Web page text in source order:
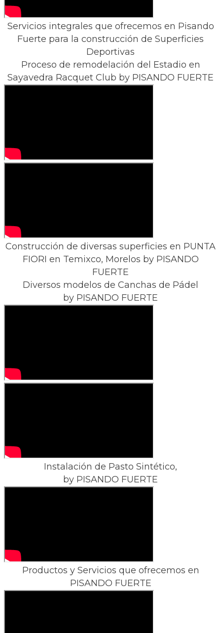
Servicios integrales que ofrecemos en Pisando
Fuerte para la construcción de Superficies
Deportivas
Proceso de remodelación del Estadio en
Sayavedra Racquet Club ​by PISANDO FUERTE
Construcción de diversas superficies en PUNTA
FIORI en Temixco, Morelos ​by PISANDO
FUERTE
Diversos modelos de Canchas de Pádel
​by PISANDO FUERTE
Instalación de Pasto Sintético,
​by PISANDO FUERTE
Productos y Servicios que ofrecemos en
​PISANDO FUERTE